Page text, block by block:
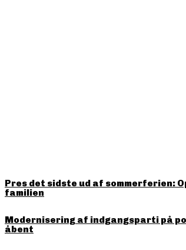
Pres det sidste ud af sommerferien:
familien
Modernisering af indgangsparti på
åbent